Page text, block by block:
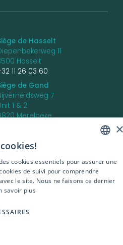
de Hasselt
11
Hasselt
11 26 03 60
de Gand
7
1 & 2
Merelbeke
ENGLISH
FRENCH
cookies essentiels pour assurer une
de suivi pour comprendre
le site. Nous ne faisons ce dernier
savoir plus